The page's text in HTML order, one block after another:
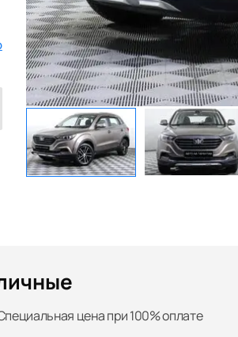
цена при 100% оплате